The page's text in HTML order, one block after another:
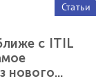
Статьи
с ITIL
нового...